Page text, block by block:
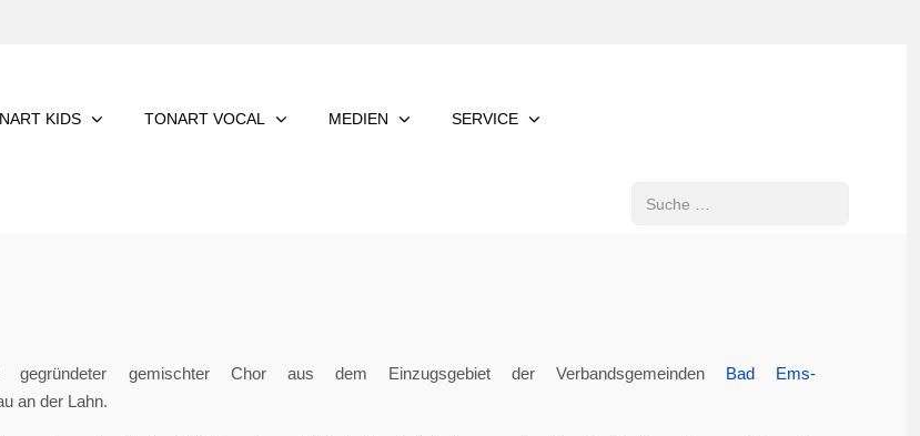
KIDS TONART VOCAL MEDIEN SERVICE
Suchen
gemischter Chor aus dem Einzugsgebiet der Verbandsgemeinden Bad Ems-
an der Lahn.